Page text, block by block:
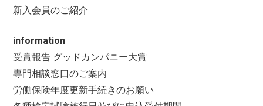
新入会員のご紹介
information
受賞報告 グッドカンパニー大賞
専門相談窓口のご案内
労働保険年度更新手続きのお願い